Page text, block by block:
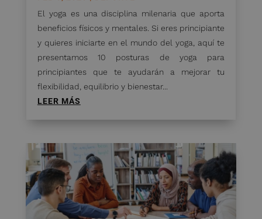
El yoga es una disciplina milenaria que aporta
beneficios físicos y mentales. Si eres principiante
y quieres iniciarte en el mundo del yoga, aquí te
presentamos 10 posturas de yoga para
principiantes que te ayudarán a mejorar tu
flexibilidad, equilibrio y bienestar...
LEER MÁS